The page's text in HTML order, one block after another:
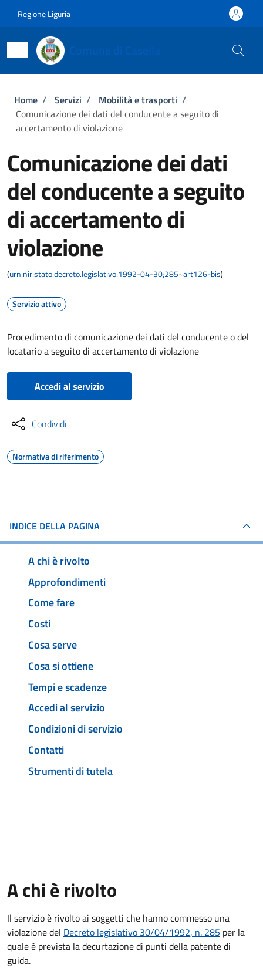
Regione Liguria
Briciole di pane
Home / Servizi / Mobilità e trasporti /
Comunicazione dei dati del conducente a seguito di
accertamento di violazione
Comunicazione dei dati
del conducente a seguito
di accertamento di
violazione
(urn:nir:stato:decreto.legislativo:1992-04-30;285~art126-bis)
Servizio attivo
Procedimento di comunicazione dei dati del conducente o del
locatario a seguito di accertamento di violazione
Accedi al servizio
Condividi
Normativa di riferimento
INDICE DELLA PAGINA
A chi è rivolto
Approfondimenti
Come fare
Costi
Cosa serve
Cosa si ottiene
Tempi e scadenze
Accedi al servizio
Condizioni di servizio
Contatti
Strumenti di tutela
A chi è rivolto
Il servizio è rivolto ai soggetti che hanno commesso una
violazione del Decreto legislativo 30/04/1992, n. 285 per la
quale è prevista la decurtazione di punti della patente di
guida.